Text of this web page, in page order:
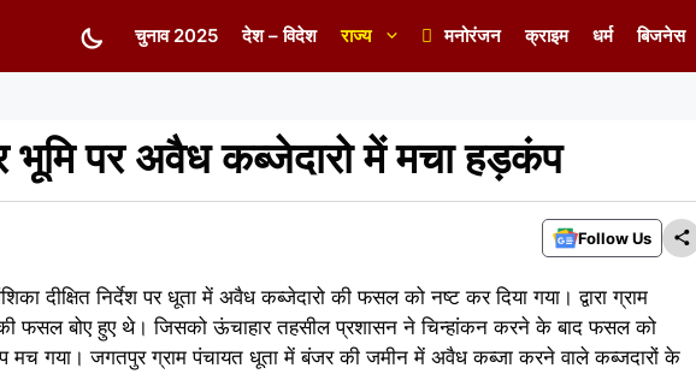
चुनाव 2025 देश – विदेश राज्य मनोरंजन क्राइम धर्म बिजनेस
भूमि पर अवैध कब्जेदारो में मचा हड़कंप
Follow Us
दीक्षित निर्देश पर धूता में अवैध कब्जेदारो की फसल को नष्ट कर दिया गया। द्वारा ग्राम
फसल बोए हुए थे। जिसको ऊंचाहार तहसील प्रशासन ने चिन्हांकन करने के बाद फसल को
मच गया। जगतपुर ग्राम पंचायत धूता में बंजर की जमीन में अवैध कब्जा करने वाले कब्जदारों के